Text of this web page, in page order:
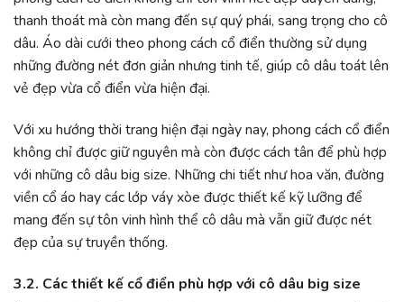
thanh thoát mà còn mang đến sự quý phái, sang trọng cho cô
dâu. Áo dài cưới theo phong cách cổ điển thường sử dụng
những đường nét đơn giản nhưng tinh tế, giúp cô dâu toát lên
vẻ đẹp vừa cổ điển vừa hiện đại.
Với xu hướng thời trang hiện đại ngày nay, phong cách cổ điển
không chỉ được giữ nguyên mà còn được cách tân để phù hợp
với những cô dâu big size. Những chi tiết như hoa văn, đường
viền cổ áo hay các lớp váy xòe được thiết kế kỹ lưỡng để
mang đến sự tôn vinh hình thể cô dâu mà vẫn giữ được nét
đẹp của sự truyền thống.
3.2. Các thiết kế cổ điển phù hợp với cô dâu big size